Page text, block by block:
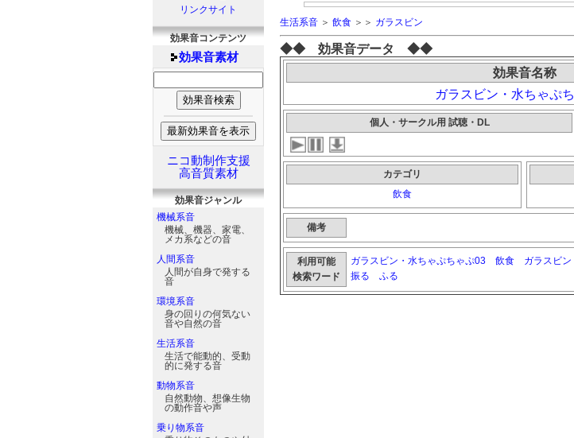
リンクサイト
効果音コンテンツ
効果音素材
ニコ動制作支援
高音質素材
効果音ジャンル
機械系音
機械、機器、家電、
メカ系などの音
人間系音
人間が自身で発する
音
環境系音
身の回りの何気ない
音や自然の音
生活系音
生活で能動的、受動
的に発する音
動物系音
自然動物、想像生物
の動作音や声
乗り物系音
生活系音 ＞ 飲食 ＞＞ ガラスビン
◆◆ 効果音データ ◆◆
効果音名称
ガラスビン・水ちゃぷ
個人・サークル用 試聴・DL
カテゴリ
飲食
備考
利用可能
検索ワード
ガラスビン・水ちゃぷちゃぷ03 飲食 ガラスビン
振る
ふる